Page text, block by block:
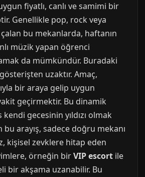
fiyatlı, canlı ve samimi bir
Genellikle pop, rock veya
bu mekanlarda, haftanın
müzik yapan öğrenci
da mümkündür. Buradaki
uzaktır. Amaç,
bir araya gelip uygun
geçirmektir. Bu dinamik
gecesinin yıldızı olmak
bu arayış, sadece doğru mekanı
kişisel zevklere hitap eden
örneğin birVIP escort ile
bir akşama uzanabilir. Bu